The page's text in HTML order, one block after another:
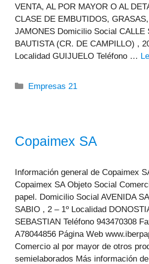
VENTA, AL POR MAYOR O AL
CLASE DE EMBUTIDOS,
JAMONES Domicilio Social CALLE
BAUTISTA (CR. DE CAMPILLO) ,
Localidad GUIJUELO Teléfono …
Categorías
Empresas 21
Copaimex SA
Información general de Copaimex
Copaimex SA Objeto Social
papel. Domicilio Social AVENIDA
SABIO , 2 – 1º Localidad
SEBASTIAN Teléfono 943470308
A78044856 Página Web
Comercio al por mayor de otros
semielaborados Más información